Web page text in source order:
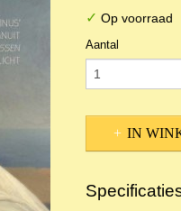
✓ Op voorraad
Aantal
IN